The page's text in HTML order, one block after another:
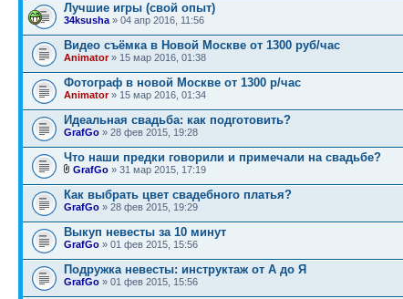
Лучшие игры (свой опыт)
34ksusha » 04 апр 2016, 11:56
Видео съёмка в Новой Москве от 1300 руб/час
Animator» 15 мар 2016, 01:38
Фотограф в новой Москве от 1300 р/час
Animator» 15 мар 2016, 01:34
Идеальная свадьба: как подготовить?
GrafGo » 28 фев 2015, 19:28
Что наши предки говорили и примечали на свадьбе?
GrafGo » 31 мар 2015, 17:19
Как выбрать цвет свадебного платья?
GrafGo » 28 фев 2015, 19:29
Выкуп невесты за 10 минут
GrafGo » 01 фев 2015, 15:56
Подружка невесты: инструктаж от А до Я
GrafGo » 01 фев 2015, 15:56